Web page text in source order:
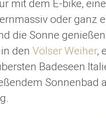
mit dem E-bike,
oder ganz
die Sonne
den Völser Weiher,
Badeseen
Sonnenbad